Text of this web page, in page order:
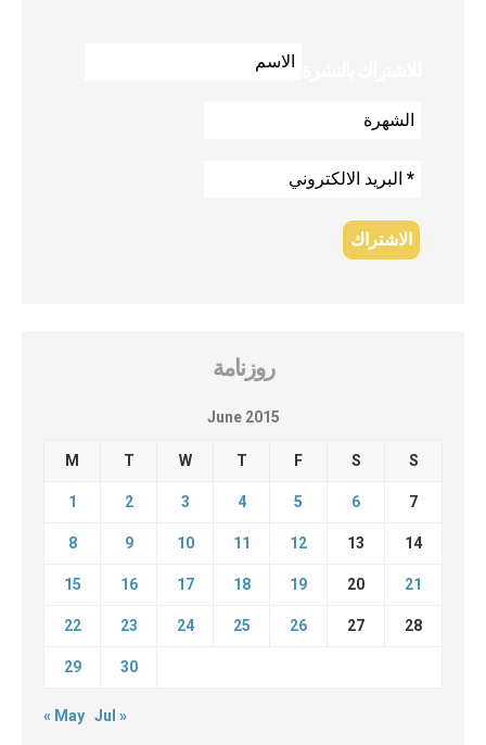
روزنامة
June 2015
M T W T F S S
1 2 3 4 5 6 7
8 9 10 11 12 13 14
15 16 17 18 19 20 21
22 23 24 25 26 27 28
29 30
« May Jul »